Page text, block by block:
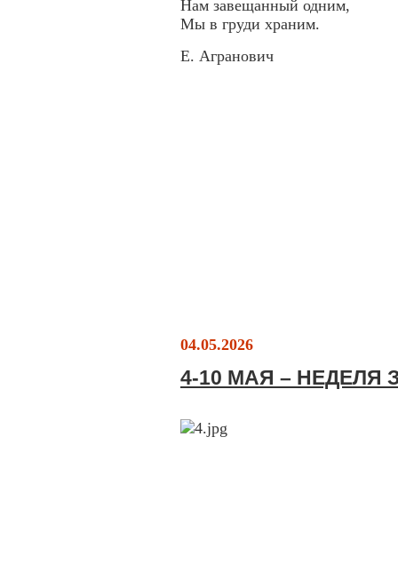
Нам завещанный одним,
Мы в груди храним.
Е. Агранович
04.05.2026
4-10 МАЯ – НЕДЕЛЯ